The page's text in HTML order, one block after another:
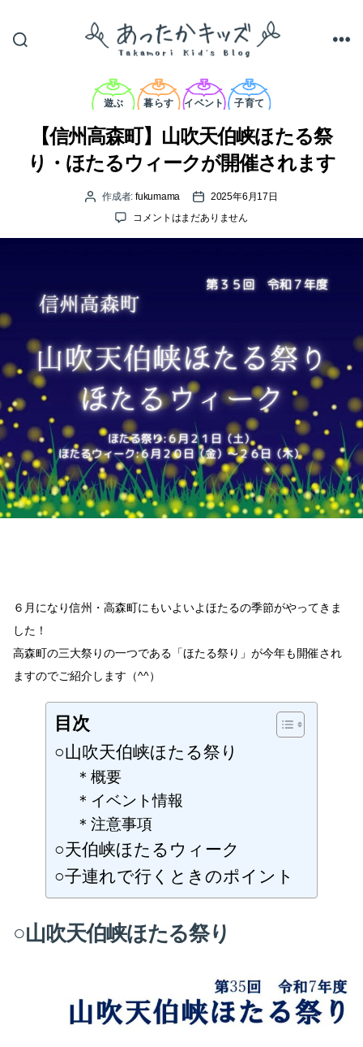
た
か
ッ
ズ
カ
テ
ゴ
リ
ー
遊ぶ 暮らす イベント 子育て
【信州高森町】山吹天伯峡ほたる祭
り・ほたるウィークが開催されます
投 作成者: fukumama
投
稿
日
2025年6月17日
【信
峡
ほ
た
祭
り・
ほ
た
る
ウ
ィ
ー
ま
の
コメントはまだありません
６月になり信州・高森町にもいよいよほたるの季節がやってきま
した！
高森町の三大祭りの一つである「ほたる祭り」が今年も開催され
ますのでご紹介します（^^）
目次
○山吹天伯峡ほたる祭り
＊概要
＊イベント情報
＊注意事項
○天伯峡ほたるウィーク
○子連れで行くときのポイント
○山吹天伯峡ほたる祭り